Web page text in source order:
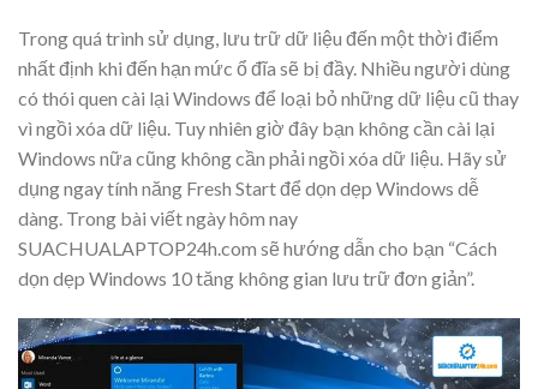
Trong quá trình sử dụng, lưu trữ dữ liệu đến một thời điểm
nhất định khi đến hạn mức ổ đĩa sẽ bị đầy. Nhiều người dùng
có thói quen cài lại Windows để loại bỏ những dữ liệu cũ thay
vì ngồi xóa dữ liệu. Tuy nhiên giờ đây bạn không cần cài lại
Windows nữa cũng không cần phải ngồi xóa dữ liệu. Hãy sử
dụng ngay tính năng Fresh Start để dọn dẹp Windows dễ
dàng. Trong bài viết ngày hôm nay
SUACHUALAPTOP24h.com sẽ hướng dẫn cho bạn “Cách
dọn dẹp Windows 10 tăng không gian lưu trữ đơn giản”.